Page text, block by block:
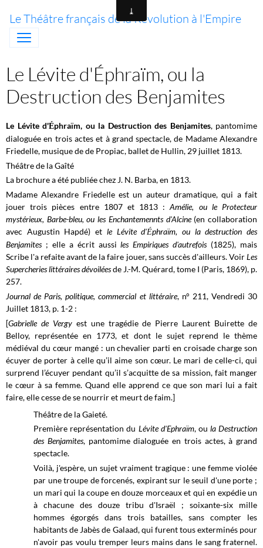
Le Théâtre français de la Révolution à l'Empire
Le Lévite d'Éphraïm, ou la
Destruction des Benjamites
Le Lévite d'Éphraïm, ou la Destruction des Benjamites, pantomime
dialoguée en trois actes et à grand spectacle, de Madame Alexandre
Friedelle, musique de de Propiac, ballet de Hullin, 29 juillet 1813.
Théâtre de la Gaîté
La brochure a été publiée chez J. N. Barba, en 1813.
Madame Alexandre Friedelle est un auteur dramatique, qui a fait
jouer trois pièces entre 1807 et 1813 :Amélie, ou le Protecteur
mystérieux, Barbe-bleu, ou les Enchantemennts d'Alcine(en collaboration
avec Augustin Hapdé) et le Lévite d'Éphraïm, ou la destruction des
Benjamites ; elle a écrit aussiles Empiriques d'autrefois(1825), mais
Scribe l'a refaite avant de la faire jouer, sans succès d'ailleurs. VoirLes
Supercheries littéraires dévoiléesde J.-M. Quérard, tome I (Paris, 1869), p.
257.
Journal de Paris, politique, commercial et littéraire, n° 211, Vendredi 30
Juillet 1813, p. 1-2 :
[Gabrielle de Vergyest une tragédie de Pierre Laurent Buirette de
Belloy, représentée en 1773, et dont le sujet reprend le thème
médiéval du cœur mangé : un chevalier parti en croisade charge son
écuyer de porter à celle qu’il aime son cœur. Le mari de celle-ci, qui
surprend l’écuyer pendant qu’il s’acquitte de sa mission, fait manger
le cœur à sa femme. Quand elle apprend ce que son mari lui a fait
faire, elle cesse de se nourrir et meurt de faim.]
Théâtre de la Gaieté.
Première représentation du Lévite d'Ephraïm, ou la Destruction
des Benjamites, pantomime dialoguée en trois actes, à grand
spectacle.
Voilà, j'espère, un sujet vraiment tragique : une femme violée
par une troupe de forcenés, expirant sur le seuil d'une porte ;
un mari qui la coupe en douze morceaux et qui en expédie un
à chacune des douze tribu d'Israël ; soixante-six mille
hommes égorgés dans trois batailles, sans compter les
habitants de Jabès de Galaad, qui furent tous exterminés pour
n'avoir pas voulu tremper leurs mains dans le sang fraternel.